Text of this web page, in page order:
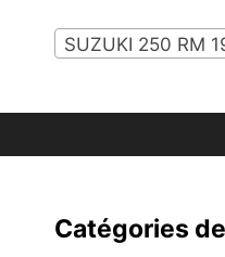
SUZUKI 250 RM
Catégories